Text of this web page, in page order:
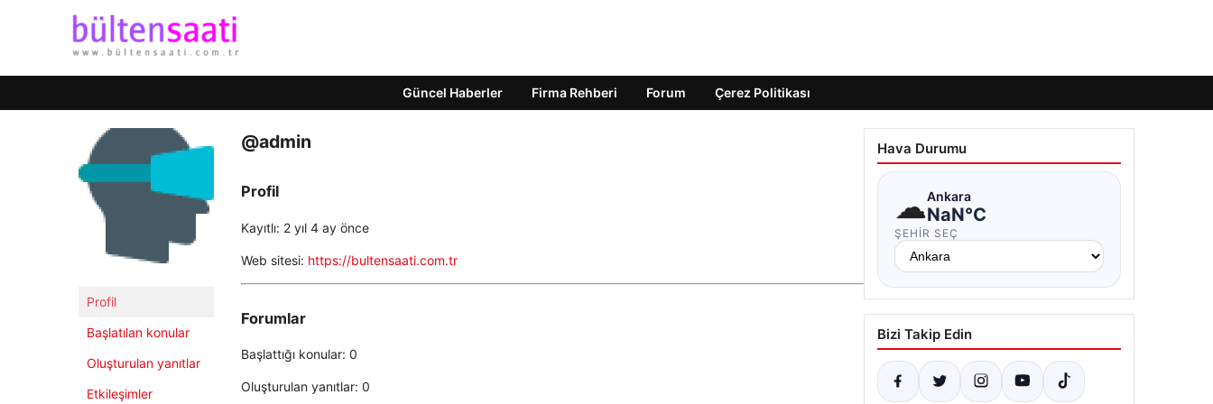
Güncel Haberler Firma Rehberi Forum Çerez Politikası
Profil
Başlatılan konular
Oluşturulan yanıtlar
Etkileşimler
@admin
Profil
Kayıtlı: 2 yıl 4 ay önce
Web sitesi: https://bultensaati.com.tr
Forumlar
Başlattığı konular: 0
Oluşturulan yanıtlar: 0
Hava Durumu
☁Ankara
NaN°C
ŞEHIR SEÇ
Bizi Takip Edin